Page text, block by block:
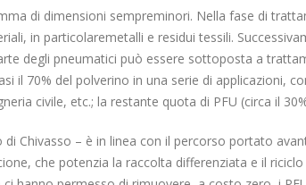
di dimensioni sempreminori. Nella fase di
in particolaremetalli e residui tessili.
degli pneumatici può essere sottoposta a
il 70% del polverino in una serie di applicazioni,
civile, etc.; la restante quota di PFU (circa il
Chivasso – è in linea con il percorso portato
che potenzia la raccolta differenziata e il